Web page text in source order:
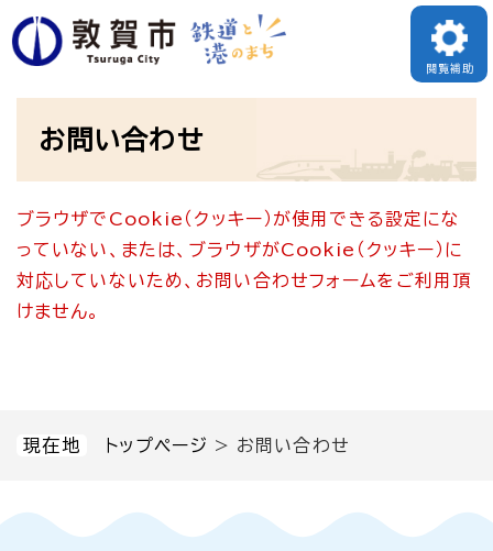
ペ
ー
す
メニューを飛ばして本文へ
閲覧補助
現在地 トップページ > お問い合わせ
お問い合わせ
ブラウザでCookie（クッキー）が使用できる設定にな
っていない、または、ブラウザがCookie（クッキー）に
対応していないため、お問い合わせフォームをご利用頂
けません。